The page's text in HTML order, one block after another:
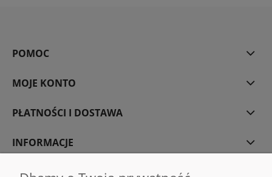
POMOC
MOJE KONTO
PŁATNOŚCI I DOSTAWA
INFORMACJE
O NAS